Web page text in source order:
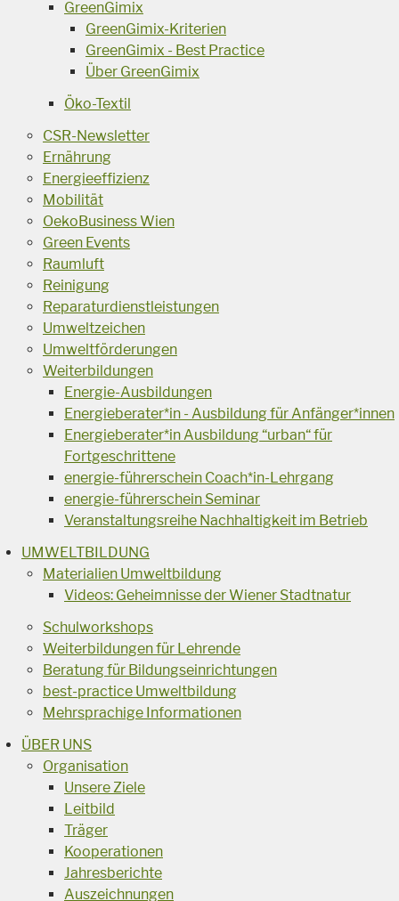
GreenGimix
GreenGimix-Kriterien
GreenGimix - Best Practice
Über GreenGimix
Öko-Textil
CSR-Newsletter
Ernährung
Energieeffizienz
Mobilität
OekoBusiness Wien
Green Events
Raumluft
Reinigung
Reparaturdienstleistungen
Umweltzeichen
Umweltförderungen
Weiterbildungen
Energie-Ausbildungen
Energieberater*in - Ausbildung für Anfänger*innen
Energieberater*in Ausbildung “urban“ für
Fortgeschrittene
energie-führerschein Coach*in-Lehrgang
energie-führerschein Seminar
Veranstaltungsreihe Nachhaltigkeit im Betrieb
UMWELTBILDUNG
Materialien Umweltbildung
Videos: Geheimnisse der Wiener Stadtnatur
Schulworkshops
Weiterbildungen für Lehrende
Beratung für Bildungseinrichtungen
best-practice Umweltbildung
Mehrsprachige Informationen
ÜBER UNS
Organisation
Unsere Ziele
Leitbild
Träger
Kooperationen
Jahresberichte
Auszeichnungen